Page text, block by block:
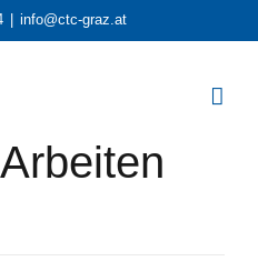
info@ctc-graz.at